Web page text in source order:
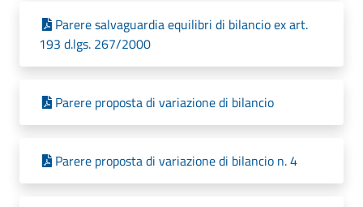
Parere salvaguardia equilibri di bilancio ex art.
193 d.lgs. 267/2000
Parere proposta di variazione di bilancio
Parere proposta di variazione di bilancio n. 4